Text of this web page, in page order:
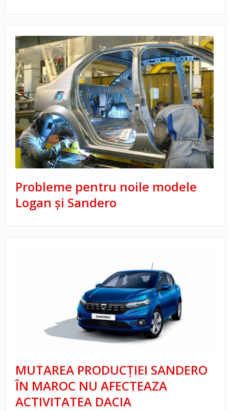
Probleme pentru noile modele
Logan şi Sandero
MUTAREA PRODUCȚIEI SANDERO
ÎN MAROC NU AFECTEAZA
ACTIVITATEA DACIA